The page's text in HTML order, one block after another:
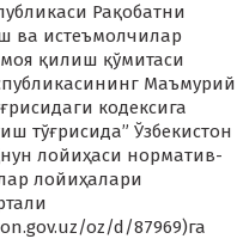
Рақобатни
ва истеъмолчилар
қилиш қўмитаси
Маъмурий
кодексига
тўғрисида” Ўзбекистон
лойиҳаси норматив-
лойиҳалари
oz/d/87969)га